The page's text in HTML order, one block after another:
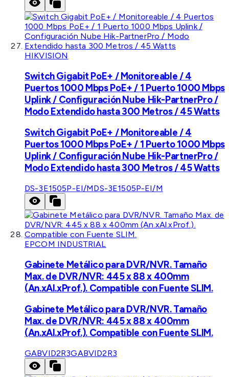
HIKVISION
Switch Gigabit PoE+ / Monitoreable / 4
Puertos 1000 Mbps PoE+ / 1 Puerto 1000 Mbps
Uplink / Configuración Nube Hik-PartnerPro /
Modo Extendido hasta 300 Metros / 45 Watts
Switch Gigabit PoE+ / Monitoreable / 4
Puertos 1000 Mbps PoE+ / 1 Puerto 1000 Mbps
Uplink / Configuración Nube Hik-PartnerPro /
Modo Extendido hasta 300 Metros / 45 Watts
DS-3E1505P-EI/MDS-3E1505P-EI/M
EPCOM INDUSTRIAL
Gabinete Metálico para DVR/NVR. Tamaño
Max. de DVR/NVR: 445 x 88 x 400mm
(An.xAl.xProf.). Compatible con Fuente SLIM.
Gabinete Metálico para DVR/NVR. Tamaño
Max. de DVR/NVR: 445 x 88 x 400mm
(An.xAl.xProf.). Compatible con Fuente SLIM.
GABVID2R3GABVID2R3